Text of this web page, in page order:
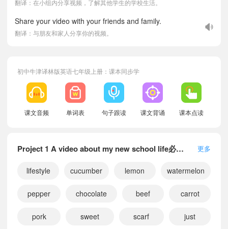
翻译：在小组内分享视频，了解其他学生的学校生活。
Share your video with your friends and family.
翻译：与朋友和家人分享你的视频。
初中牛津译林版英语七年级上册：课本同步学
课文音频 单词表 句子跟读 课文背诵 课本点读
Project 1 A video about my new school life必背单词 更多
lifestyle cucumber lemon watermelon
pepper chocolate beef carrot
pork sweet scarf just